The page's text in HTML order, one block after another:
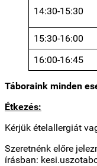
14:30-15:30
15:30-16:00
16:00-16:45
Táboraink minden
Étkezés:
Kérjük ételallergiát
Szeretnénk előre
írásban: